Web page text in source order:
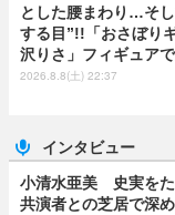
とした腰まわり…そ
する目”!!「おさぼり
沢りさ」フィギュア
2026.8.8(土) 22:37
インタビュー
小清水亜美 史実をた
共演者との芝居で深